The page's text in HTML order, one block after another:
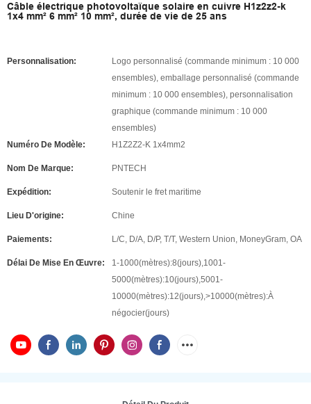
Câble électrique photovoltaïque solaire en cuivre H1z2z2-k
1x4 mm² 6 mm² 10 mm², durée de vie de 25 ans
Personnalisation:
Logo personnalisé (commande minimum : 10 000
ensembles), emballage personnalisé (commande
minimum : 10 000 ensembles), personnalisation
graphique (commande minimum : 10 000
ensembles)
Numéro De Modèle:
H1Z2Z2-K 1x4mm2
Nom De Marque: PNTECH
Expédition: Soutenir le fret maritime
Lieu D'origine: Chine
Paiements: L/C, D/A, D/P, T/T, Western Union, MoneyGram, OA
Délai De Mise En Œuvre:
1-1000(mètres):8(jours),1001-
5000(mètres):10(jours),5001-
10000(mètres):12(jours),>10000(mètres):À
négocier(jours)